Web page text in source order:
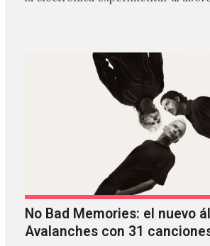
No Bad Memories: el nuevo
Avalanches con 31